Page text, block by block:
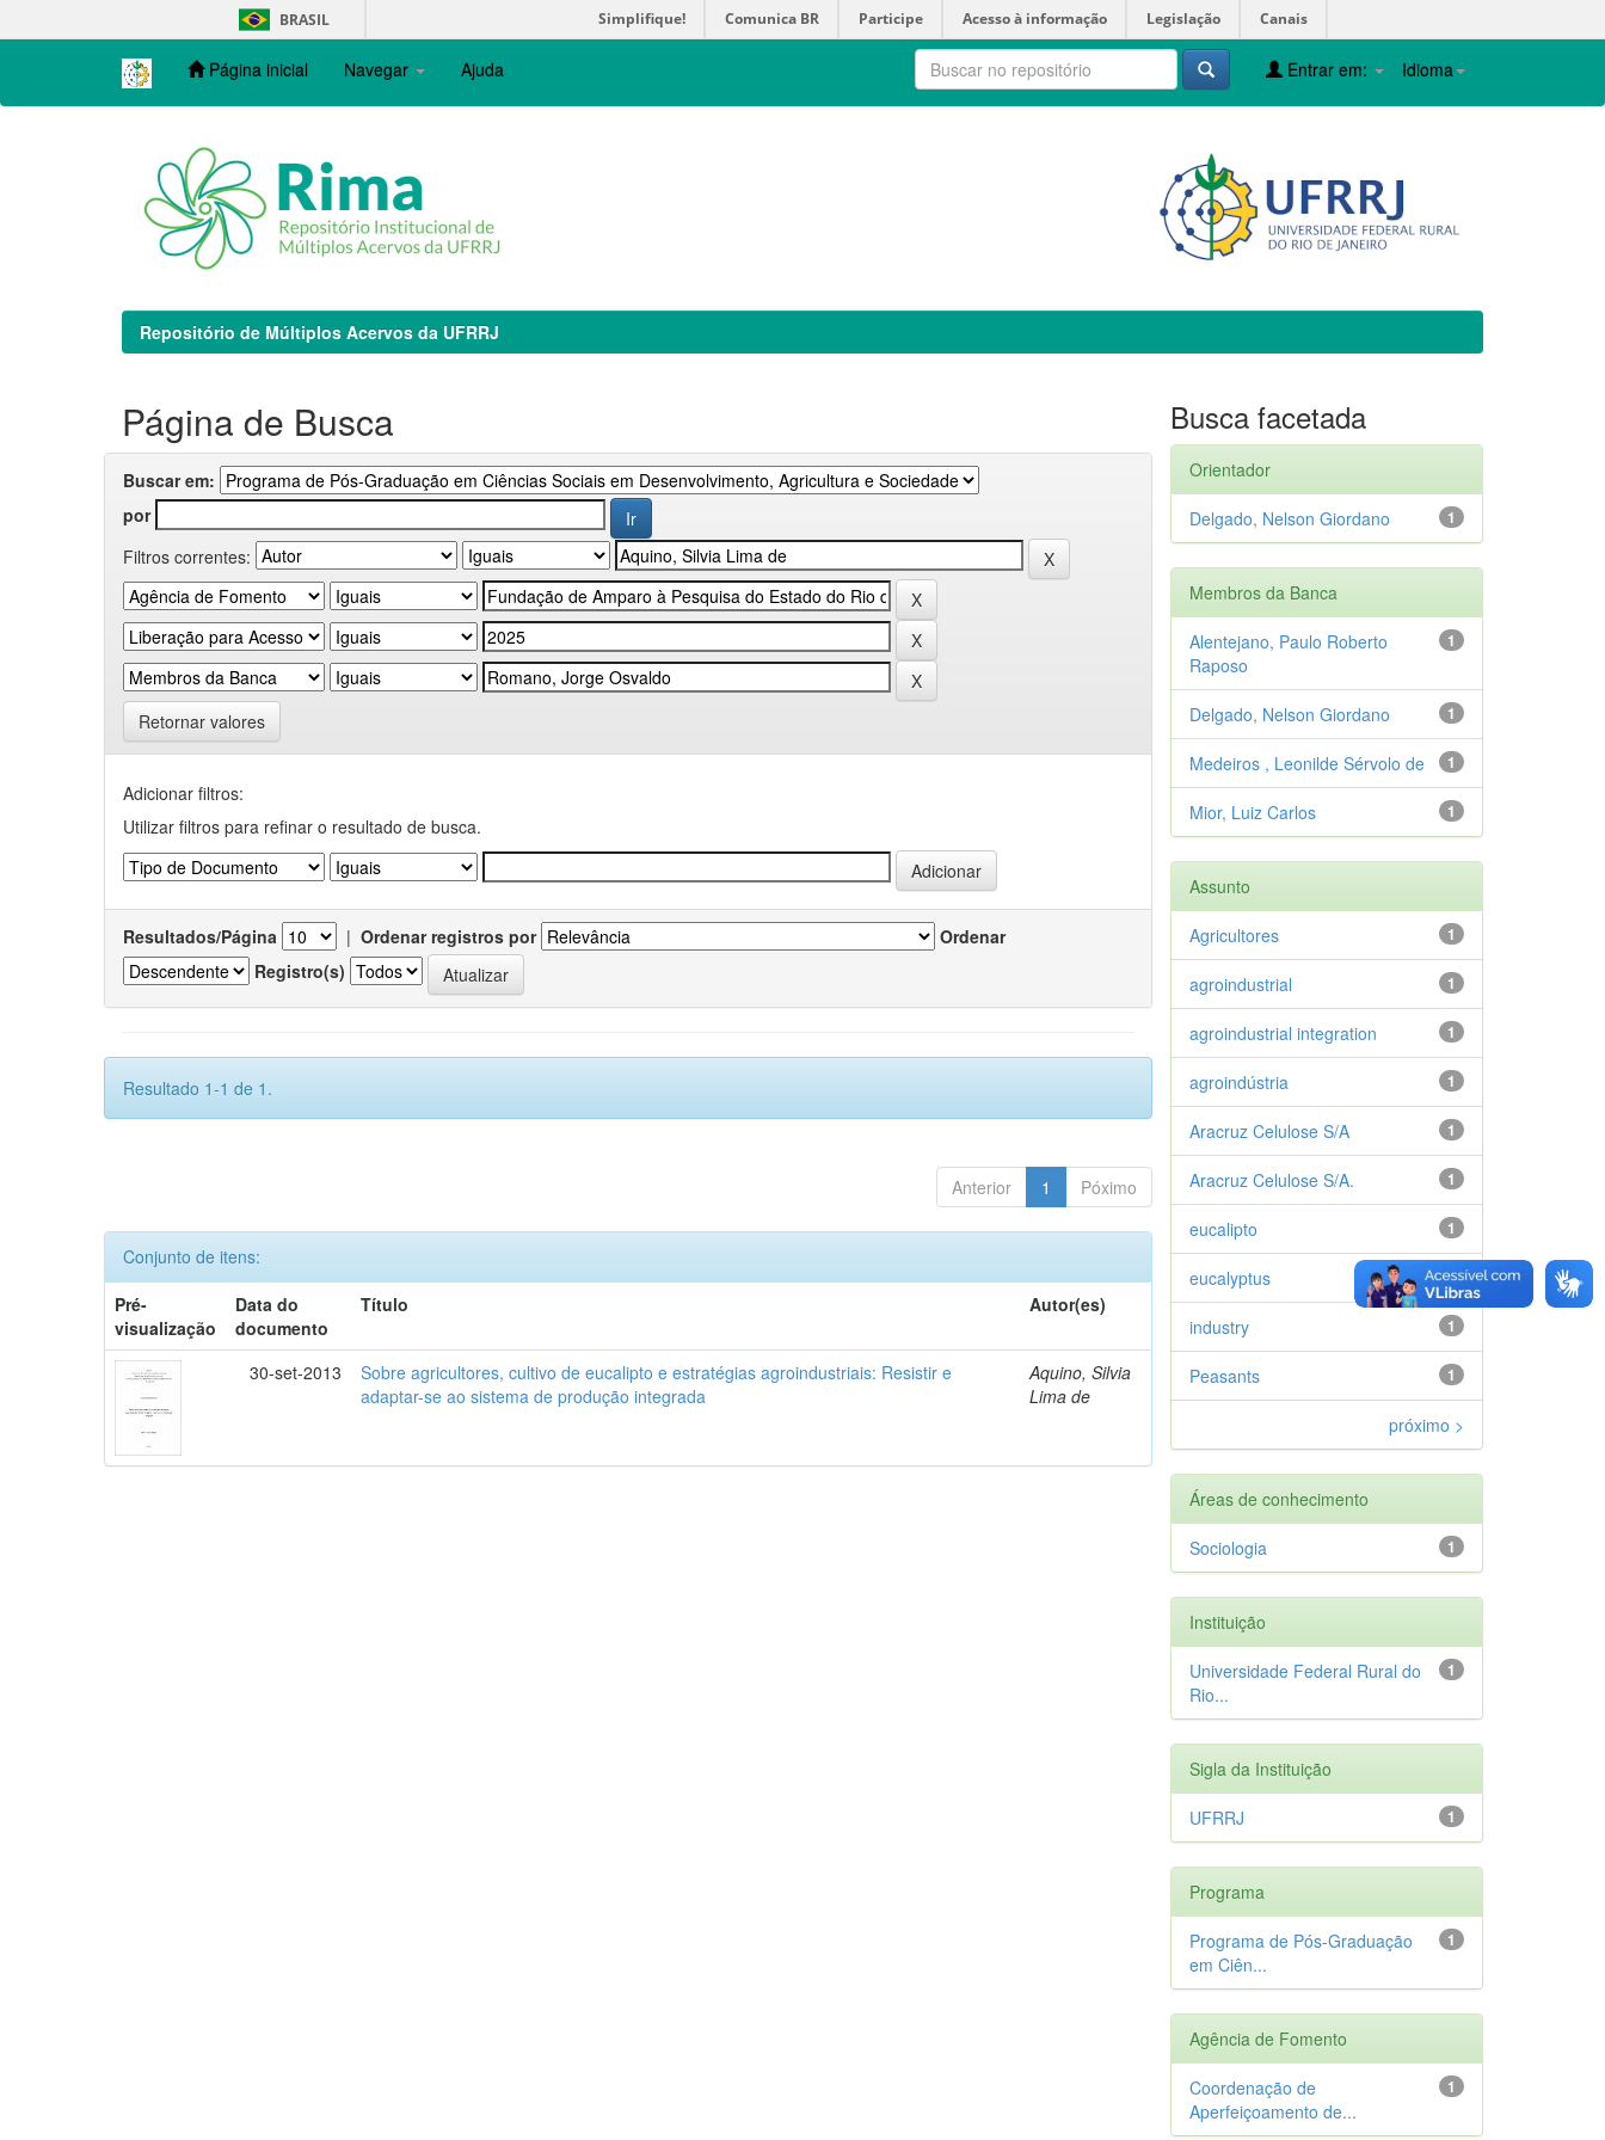
navigation
BRASIL Simplifique! Comunica BR Participe Acesso à informação Legislação Canais
Página inicial Navegar Ajuda Idioma
Entrar em:
Repositório de Múltiplos Acervos da UFRRJ
Página de Busca
Buscar em:
por
Filtros correntes:
Retornar valores
Adicionar filtros:
Utilizar filtros para refinar o resultado de busca.
Resultados/Página | Ordenar registros por
Ordenar
Registro(s)
Resultado 1-1 de 1.
Anterior 1 Póximo
Conjunto de itens:
Pré-
visualização
Data do
documento
Título Autor(es)
30-set-2013
Sobre agricultores, cultivo de eucalipto e estratégias agroindustriais: Resistir e
adaptar-se ao sistema de produção integrada
Aquino, Silvia
Lima de
Busca facetada
Orientador
1
Delgado, Nelson Giordano
Membros da Banca
1
Alentejano, Paulo Roberto
Raposo
1
Delgado, Nelson Giordano
1
Medeiros , Leonilde Sérvolo de
1
Mior, Luiz Carlos
Assunto
1
Agricultores
1
agroindustrial
1
agroindustrial integration
1
agroindústria
1
Aracruz Celulose S/A
1
Aracruz Celulose S/A.
1
eucalipto
1
eucalyptus
1
industry
1
Peasants
próximo >
Áreas de conhecimento
1
Sociologia
Instituição
1
Universidade Federal Rural do
Rio...
Sigla da Instituição
1
UFRRJ
Programa
1
Programa de Pós-Graduação
em Ciên...
Agência de Fomento
1
Coordenação de
Aperfeiçoamento de...